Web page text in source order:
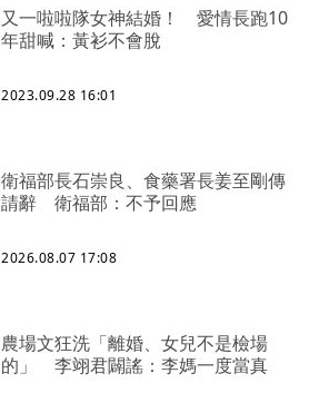
又一啦啦隊女神結婚！ 愛情長跑10
年甜喊：黃衫不會脫
2023.09.28 16:01
衛福部長石崇良、食藥署長姜至剛傳
請辭 衛福部：不予回應
2026.08.07 17:08
農場文狂洗「離婚、女兒不是檢場
的」 李翊君闢謠：李媽一度當真